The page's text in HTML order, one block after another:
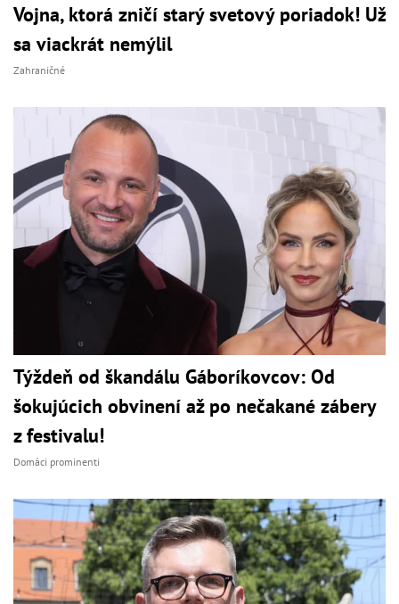
Vojna, ktorá zničí starý svetový poriadok! Už
sa viackrát nemýlil
Zahraničné
Týždeň od škandálu Gáboríkovcov: Od
šokujúcich obvinení až po nečakané zábery
z festivalu!
Domáci prominenti